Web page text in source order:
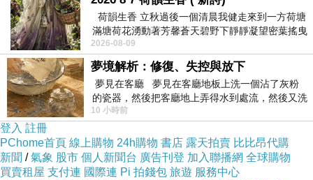
版頭的二句話好深奧
藍喬 得好好再請教 塵子 了
晚安安了...塵子 ^^
版主回應
人 生 如 此 而 已 了 ... 慢 慢 的 體 會 吧
似 曾 相 識 , 卻 自 感 唐 突 ... 不 就 是 人 性 嗎 ?
願 意 真 誠 面 對 自 己 的 .. 實 是 剩 少
荷韻生香 立秋過後一個清晨我健走來到一方荷塘
滿塘荷花湧動著芳馨蒼天碧野下靜靜凝望密葉搖曳
幽泉中復有蛙鳴嘓嘓水波裡搖曳
2026-08-09
夢境解析：修復、失控與放下
夢見在客廳 夢見在客廳地板上洗一個沾了灰粉
的瓷器，然後把客廳地上弄得水到處流，然後又洗
一頂棒球潮帽，後來發現帽
10 小時前
登入 註冊
PChome首頁 線上購物 24h購物 書店 露天拍賣 比比昂代購
新聞 /氣象 股市 個人新聞台 廣告刊登 加入聯播網 全球購物
買賣租屋 支付連 國際連 Pi 拍錢包 旅遊 服務中心